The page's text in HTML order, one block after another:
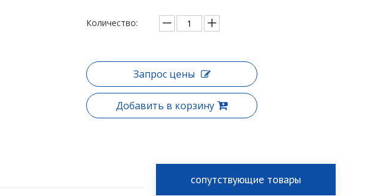
Количество:
Запрос цены
Добавить в корзину
сопутствующие товары